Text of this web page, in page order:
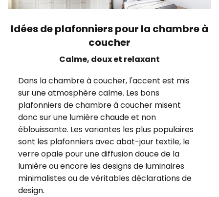
Idées de plafonniers pour la chambre à
coucher
Calme, doux et relaxant
Dans la chambre à coucher, l'accent est mis
sur une atmosphère calme. Les bons
plafonniers de chambre à coucher misent
donc sur une lumière chaude et non
éblouissante. Les variantes les plus populaires
sont les plafonniers avec abat-jour textile, le
verre opale pour une diffusion douce de la
lumière ou encore les designs de luminaires
minimalistes ou de véritables déclarations de
design.